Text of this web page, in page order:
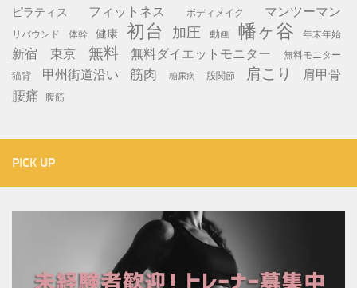
ピラティス フィットネス ボディメイク マンツーマン
リバウンド 体幹 健康 初台 加圧 動画 幡ヶ谷 年末年始
新宿 東京 無料 無料ダイエットモニター
無料モニター
猫背
甲州街道沿い 筋肉 糖尿病 股関節 肩こり 肩甲骨
腰痛 腹筋
PICK UP